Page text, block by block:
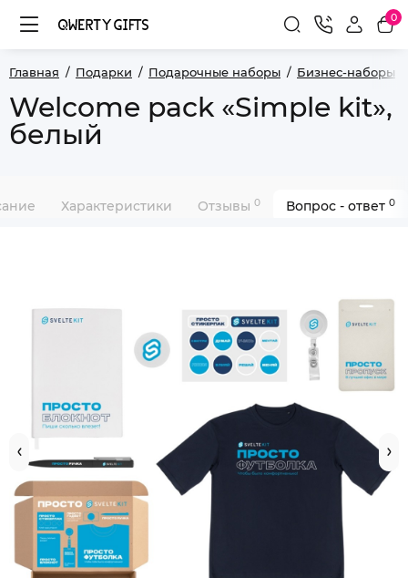
0
Главная Подарки Подарочные наборы Бизнес-наборы
Welcome pack «Simple kit»,
белый
Характеристики Отзывы 0 Вопрос - ответ 0